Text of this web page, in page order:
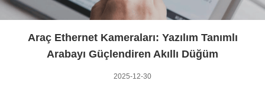
Araç Ethernet Kameraları: Yazılım Tanımlı
Arabayı Güçlendiren Akıllı Düğüm
2025-12-30